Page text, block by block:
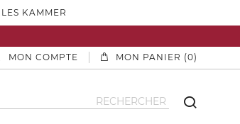
KAMMER
MON COMPTE MON PANIER (0)